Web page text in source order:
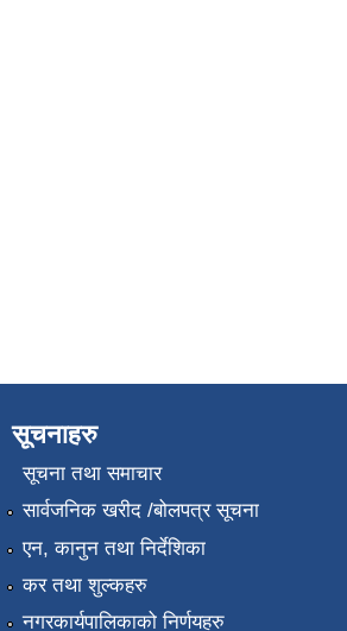
सूचनाहरु
सूचना तथा समाचार
सार्वजनिक खरीद /बोलपत्र सूचना
एन, कानुन तथा निर्देशिका
कर तथा शुल्कहरु
नगरकार्यपालिकाको निर्णयहरु